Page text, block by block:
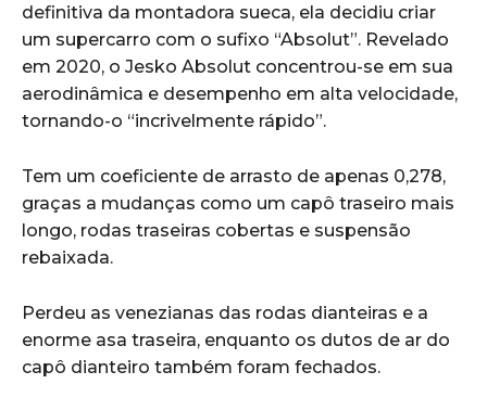
definitiva da montadora sueca, ela decidiu criar
um supercarro com o sufixo “Absolut”. Revelado
em 2020, o Jesko Absolut concentrou-se em sua
aerodinâmica e desempenho em alta velocidade,
tornando-o “incrivelmente rápido”.
Tem um coeficiente de arrasto de apenas 0,278,
graças a mudanças como um capô traseiro mais
longo, rodas traseiras cobertas e suspensão
rebaixada.
Perdeu as venezianas das rodas dianteiras e a
enorme asa traseira, enquanto os dutos de ar do
capô dianteiro também foram fechados.